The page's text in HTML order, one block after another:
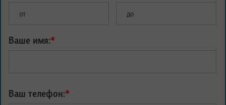
от до
Ваше имя:*
Ваш телефон:*